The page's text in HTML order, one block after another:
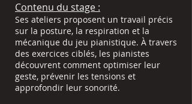
Contenu du stage :
Ses ateliers proposent un travail précis
sur la posture, la respiration et la
mécanique du jeu pianistique. À travers
des exercices ciblés, les pianistes
découvrent comment optimiser leur
geste, prévenir les tensions et
approfondir leur sonorité.